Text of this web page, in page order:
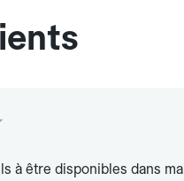
à être disponibles dans ma